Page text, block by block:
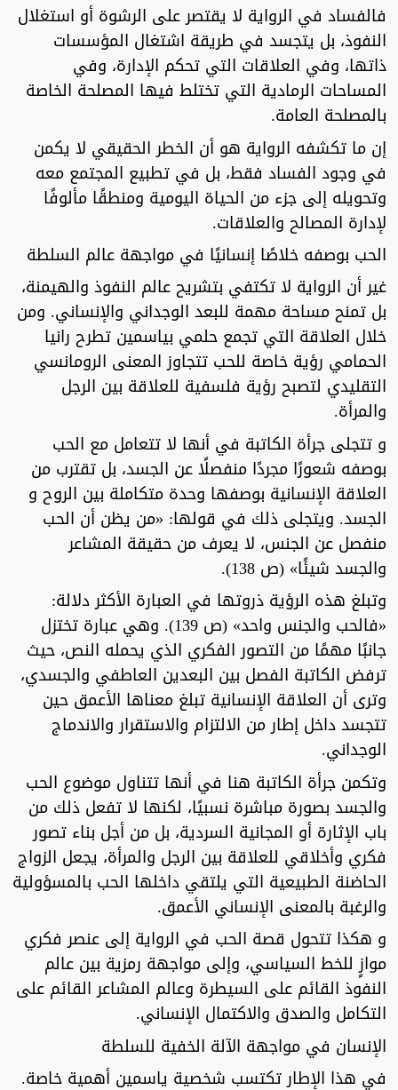
فالفساد في الرواية لا يقتصر على الرشوة أو استغلال
النفوذ، بل يتجسد في طريقة اشتغال المؤسسات
ذاتها، وفي العلاقات التي تحكم الإدارة، وفي
المساحات الرمادية التي تختلط فيها المصلحة الخاصة
بالمصلحة العامة.
إن ما تكشفه الرواية هو أن الخطر الحقيقي لا يكمن
في وجود الفساد فقط، بل في تطبيع المجتمع معه
وتحويله إلى جزء من الحياة اليومية ومنطقًا مألوفًا
لإدارة المصالح والعلاقات.
الحب بوصفه خلاصًا إنسانيًا في مواجهة عالم السلطة
غير أن الرواية لا تكتفي بتشريح عالم النفوذ والهيمنة،
بل تمنح مساحة مهمة للبعد الوجداني والإنساني. ومن
خلال العلاقة التي تجمع حلمي بياسمين تطرح رانيا
الحمامي رؤية خاصة للحب تتجاوز المعنى الرومانسي
التقليدي لتصبح رؤية فلسفية للعلاقة بين الرجل
والمرأة.
و تتجلى جرأة الكاتبة في أنها لا تتعامل مع الحب
بوصفه شعورًا مجردًا منفصلًا عن الجسد، بل تقترب من
العلاقة الإنسانية بوصفها وحدة متكاملة بين الروح و
الجسد. ويتجلى ذلك في قولها: «من يظن أن الحب
منفصل عن الجنس، لا يعرف من حقيقة المشاعر
والجسد شيئًا» (ص 138).
وتبلغ هذه الرؤية ذروتها في العبارة الأكثر دلالة:
«فالحب والجنس واحد» (ص 139). وهي عبارة تختزل
جانبًا مهمًا من التصور الفكري الذي يحمله النص، حيث
ترفض الكاتبة الفصل بين البعدين العاطفي والجسدي،
وترى أن العلاقة الإنسانية تبلغ معناها الأعمق حين
تتجسد داخل إطار من الالتزام والاستقرار والاندماج
الوجداني.
وتكمن جرأة الكاتبة هنا في أنها تتناول موضوع الحب
والجسد بصورة مباشرة نسبيًا، لكنها لا تفعل ذلك من
باب الإثارة أو المجانية السردية، بل من أجل بناء تصور
فكري وأخلاقي للعلاقة بين الرجل والمرأة، يجعل الزواج
الحاضنة الطبيعية التي يلتقي داخلها الحب بالمسؤولية
والرغبة بالمعنى الإنساني الأعمق.
و هكذا تتحول قصة الحب في الرواية إلى عنصر فكري
موازٍ للخط السياسي، وإلى مواجهة رمزية بين عالم
النفوذ القائم على السيطرة وعالم المشاعر القائم على
التكامل والصدق والاكتمال الإنساني.
الإنسان في مواجهة الآلة الخفية للسلطة
في هذا الإطار تكتسب شخصية ياسمين أهمية خاصة.